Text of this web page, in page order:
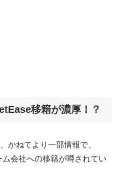
移籍が濃厚！？
かねてより一部情報で、
会社への移籍が噂されてい